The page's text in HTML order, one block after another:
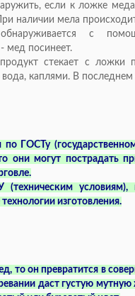
если к ложке
наличии мела
с
мед посинеет.
стекает с ложки
вода, каплями. В
по ГОСТу
они могут пострадать
(техническим
изготовления.
то он превратится в
даст густую